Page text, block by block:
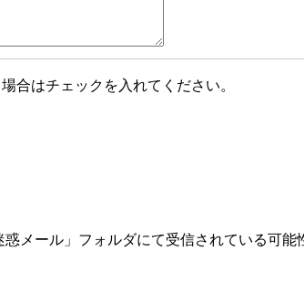
合はチェックを入れてください。
メール」フォルダにて受信されている可能